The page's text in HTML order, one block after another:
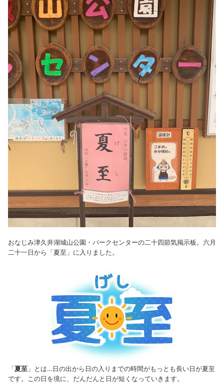
おなじみ津久井湖城山公園・パークセンターの二十四節気掲示板。六月
二十一日から「夏至」に入りました。
「夏至 」とは…日の出から日の入りまでの時間がもっとも長い日が夏至
です。この日を境に、だんだんと日が短くなっていきます。